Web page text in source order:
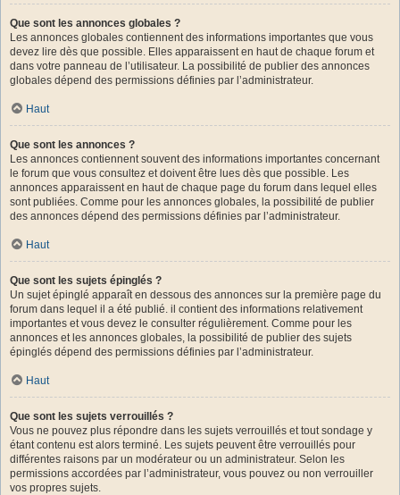
Que sont les annonces globales ?
Les annonces globales contiennent des informations importantes que vous
devez lire dès que possible. Elles apparaissent en haut de chaque forum et
dans votre panneau de l’utilisateur. La possibilité de publier des annonces
globales dépend des permissions définies par l’administrateur.
Haut
Que sont les annonces ?
Les annonces contiennent souvent des informations importantes concernant
le forum que vous consultez et doivent être lues dès que possible. Les
annonces apparaissent en haut de chaque page du forum dans lequel elles
sont publiées. Comme pour les annonces globales, la possibilité de publier
des annonces dépend des permissions définies par l’administrateur.
Haut
Que sont les sujets épinglés ?
Un sujet épinglé apparaît en dessous des annonces sur la première page du
forum dans lequel il a été publié. il contient des informations relativement
importantes et vous devez le consulter régulièrement. Comme pour les
annonces et les annonces globales, la possibilité de publier des sujets
épinglés dépend des permissions définies par l’administrateur.
Haut
Que sont les sujets verrouillés ?
Vous ne pouvez plus répondre dans les sujets verrouillés et tout sondage y
étant contenu est alors terminé. Les sujets peuvent être verrouillés pour
différentes raisons par un modérateur ou un administrateur. Selon les
permissions accordées par l’administrateur, vous pouvez ou non verrouiller
vos propres sujets.